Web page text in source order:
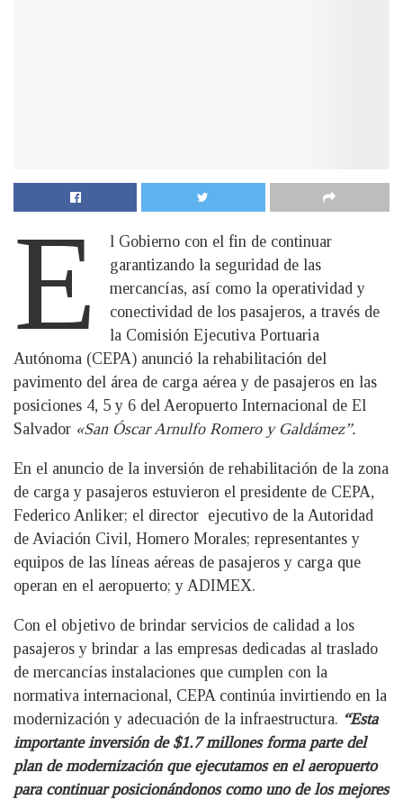
E
l Gobierno con el fin de continuar
garantizando la seguridad de las
mercancías, así como la operatividad y
conectividad de los pasajeros, a través de
la Comisión Ejecutiva Portuaria
Autónoma (CEPA) anunció la rehabilitación del
pavimento del área de carga aérea y de pasajeros en las
posiciones 4, 5 y 6 del Aeropuerto Internacional de El
Salvador «San Óscar Arnulfo Romero y Galdámez”.
En el anuncio de la inversión de rehabilitación de la zona
de carga y pasajeros estuvieron el presidente de CEPA,
Federico Anliker; el director ejecutivo de la Autoridad
de Aviación Civil, Homero Morales; representantes y
equipos de las líneas aéreas de pasajeros y carga que
operan en el aeropuerto; y ADIMEX.
Con el objetivo de brindar servicios de calidad a los
pasajeros y brindar a las empresas dedicadas al traslado
de mercancías instalaciones que cumplen con la
normativa internacional, CEPA continúa invirtiendo en la
modernización y adecuación de la infraestructura. “Esta
importante inversión de $1.7 millones forma parte del
plan de modernización que ejecutamos en el aeropuerto
para continuar posicionándonos como uno de los mejores